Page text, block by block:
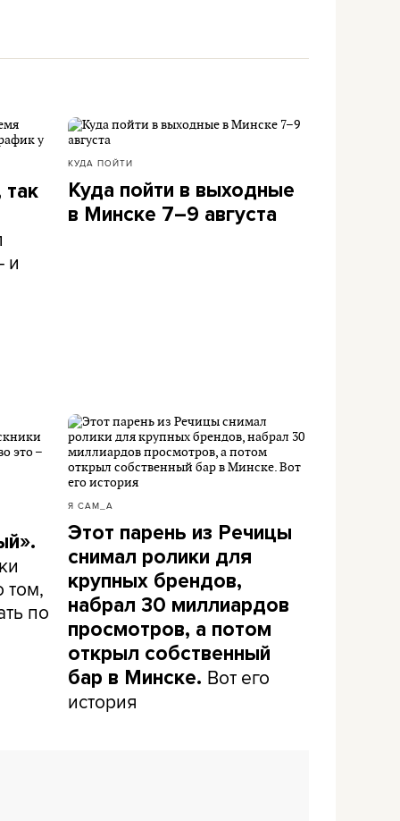
и
КУДА ПОЙТИ
Куда пойти в выходные
в Минске 7–9 августа
том,
по
Я САМ_А
Этот парень из Речицы
снимал ролики для
крупных брендов,
набрал 30 миллиардов
просмотров, а потом
открыл собственный
бар в Минске. Вот его
история